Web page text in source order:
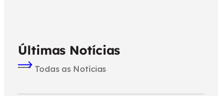
Últimas Notícias
Todas as Notícias